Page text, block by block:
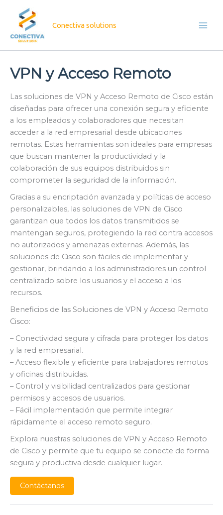
contenido
Conectiva solutions
VPN y Acceso Remoto
Las soluciones de VPN y Acceso Remoto de Cisco están
diseñadas para ofrecer una conexión segura y eficiente
a los empleados y colaboradores que necesitan
acceder a la red empresarial desde ubicaciones
remotas. Estas herramientas son ideales para empresas
que buscan mantener la productividad y la
colaboración de sus equipos distribuidos sin
comprometer la seguridad de la información.
Gracias a su encriptación avanzada y políticas de acceso
personalizables, las soluciones de VPN de Cisco
garantizan que todos los datos transmitidos se
mantengan seguros, protegiendo la red contra accesos
no autorizados y amenazas externas. Además, las
soluciones de Cisco son fáciles de implementar y
gestionar, brindando a los administradores un control
centralizado sobre los usuarios y el acceso a los
recursos.
Beneficios de las Soluciones de VPN y Acceso Remoto
Cisco:
– Conectividad segura y cifrada para proteger los datos
y la red empresarial.
– Acceso flexible y eficiente para trabajadores remotos
y oficinas distribuidas.
– Control y visibilidad centralizados para gestionar
permisos y accesos de usuarios.
– Fácil implementación que permite integrar
rápidamente el acceso remoto seguro.
Explora nuestras soluciones de VPN y Acceso Remoto
de Cisco y permite que tu equipo se conecte de forma
segura y productiva desde cualquier lugar.
Contáctanos